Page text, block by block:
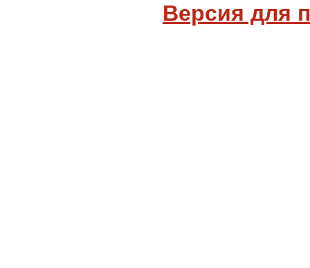
Версия для